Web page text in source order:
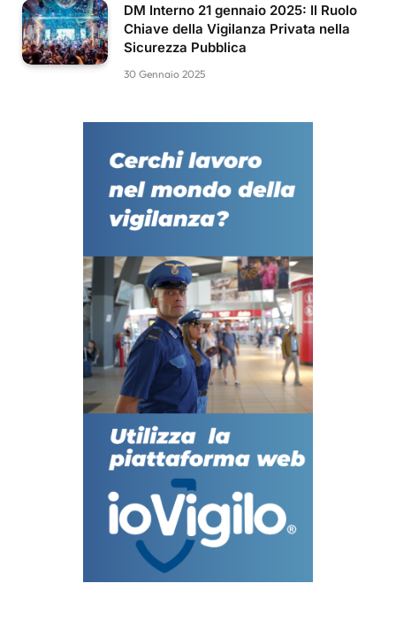
DM Interno 21 gennaio 2025: Il Ruolo
Chiave della Vigilanza Privata nella
Sicurezza Pubblica
30 Gennaio 2025